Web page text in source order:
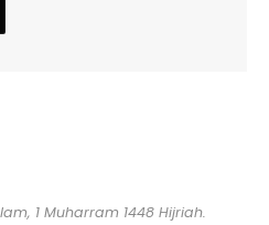
1 Muharram 1448 Hijriah.